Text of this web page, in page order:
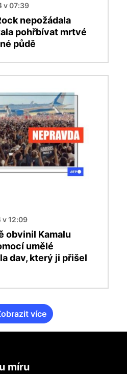
v 07:39
nepožádala
pohřbívat mrtvé
půdě
12:09
obvinil Kamalu
umělé
dav, který ji přišel
více
míru